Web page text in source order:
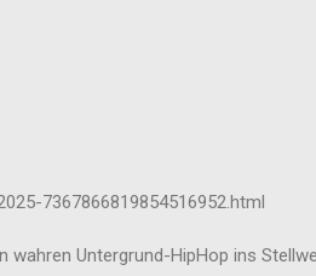
7367866819854516952.html
Untergrund-HipHop ins